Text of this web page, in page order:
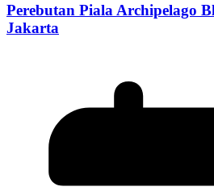
Perebutan Piala Archipelago
Jakarta